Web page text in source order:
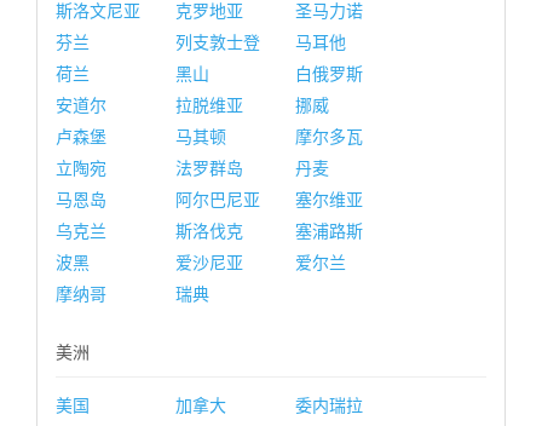
斯洛文尼亚
克罗地亚
圣马力诺
芬兰
列支敦士登
马耳他
荷兰
黑山
白俄罗斯
安道尔
拉脱维亚
挪威
卢森堡
马其顿
摩尔多瓦
立陶宛
法罗群岛
丹麦
马恩岛
阿尔巴尼亚
塞尔维亚
乌克兰
斯洛伐克
塞浦路斯
波黑
爱沙尼亚
爱尔兰
摩纳哥
瑞典
美洲
美国 加拿大
委内瑞拉